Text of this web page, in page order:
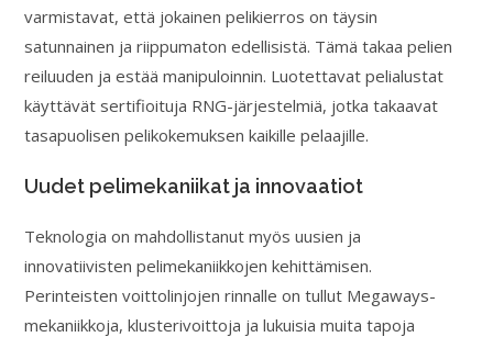
varmistavat, että jokainen pelikierros on täysin
satunnainen ja riippumaton edellisistä. Tämä takaa pelien
reiluuden ja estää manipuloinnin. Luotettavat pelialustat
käyttävät sertifioituja RNG-järjestelmiä, jotka takaavat
tasapuolisen pelikokemuksen kaikille pelaajille.
Uudet pelimekaniikat ja innovaatiot
Teknologia on mahdollistanut myös uusien ja
innovatiivisten pelimekaniikkojen kehittämisen.
Perinteisten voittolinjojen rinnalle on tullut Megaways-
mekaniikkoja, klusterivoittoja ja lukuisia muita tapoja